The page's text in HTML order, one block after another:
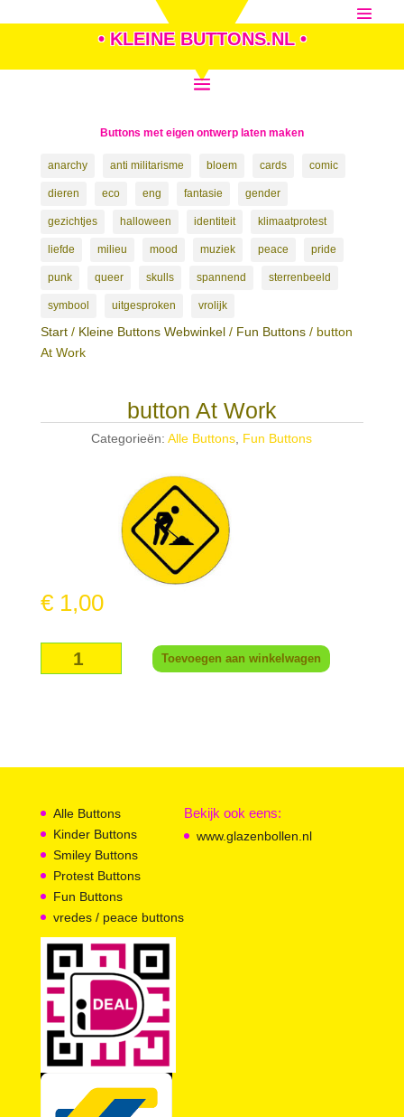
• KLEINE BUTTONS.NL •
Buttons met eigen ontwerp laten maken
anarchy anti militarisme bloem cards comic
dieren eco eng fantasie gender
gezichtjes halloween identiteit klimaatprotest
liefde milieu mood muziek peace pride
punk queer skulls spannend sterrenbeeld
symbool uitgesproken vrolijk
Start/ Kleine Buttons Webwinkel/ Fun Buttons/ button
At Work
button At Work
Categorieën:Alle Buttons Fun Buttons
€1,00
button
At
Toevoegen aan winkelwagen
Alle Buttons
Kinder Buttons
Smiley Buttons
Protest Buttons
Fun Buttons
vredes / peace buttons
Bekijk ook eens:
www.glazenbollen.nl